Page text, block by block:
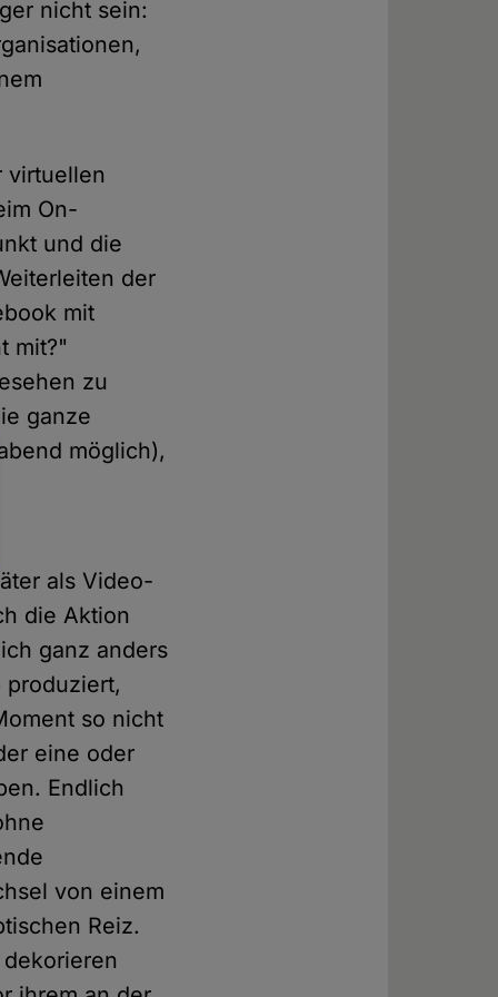
nicht sein:
virtuellen
On-
und die
der
mit
mit?"
zu
ganze
möglich),
als Video-
die Aktion
ganz anders
produziert,
so nicht
eine oder
Endlich
von einem
Reiz.